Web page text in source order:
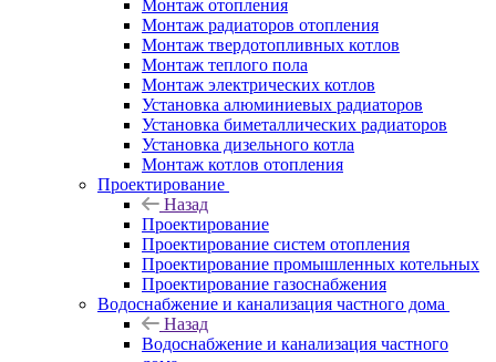
Монтаж отопления
Монтаж радиаторов отопления
Монтаж твердотопливных котлов
Монтаж теплого пола
Монтаж электрических котлов
Установка алюминиевых радиаторов
Установка биметаллических радиаторов
Установка дизельного котла
Монтаж котлов отопления
Проектирование
Назад
Проектирование
Проектирование систем отопления
Проектирование промышленных котельных
Проектирование газоснабжения
Водоснабжение и канализация частного дома
Назад
Водоснабжение и канализация частного